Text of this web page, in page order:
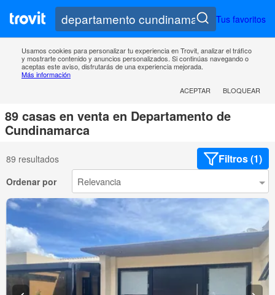
Tus favoritos
Usamos cookies para personalizar tu experiencia en Trovit, analizar el tráfico
y mostrarte contenido y anuncios personalizados. Si continúas navegando o
aceptas este aviso, disfrutarás de una experiencia mejorada.
Más información
ACEPTAR
BLOQUEAR
89 casas en venta en Departamento de
Cundinamarca
89 resultados Filtros (1)
Ordenar por